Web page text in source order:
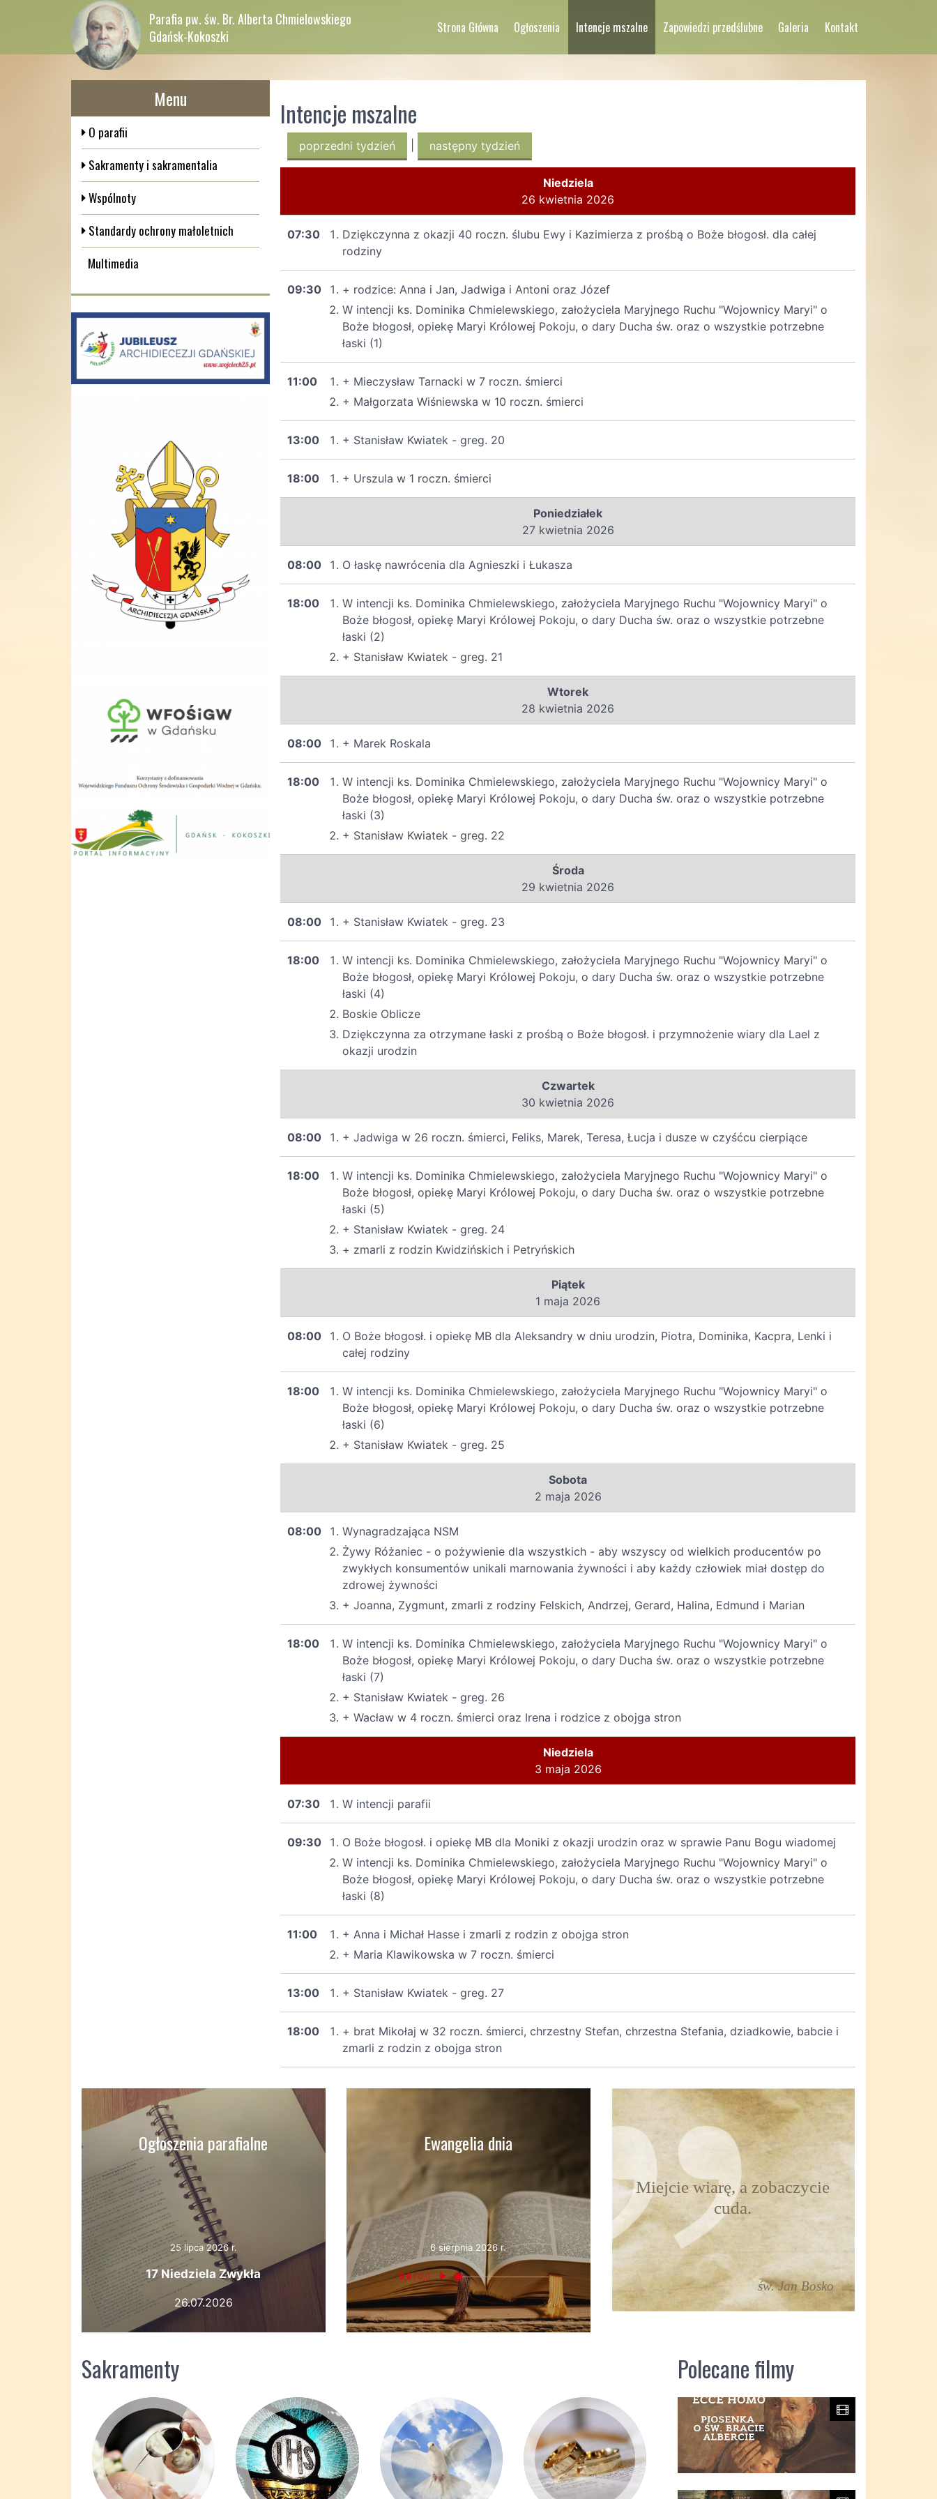
Parafia pw. św. Br. Alberta Chmielowskiego
Gdańsk-Kokoszki
Strona Główna Ogłoszenia Intencje mszalne Zapowiedzi przedślubne Galeria Kontakt
Menu
O parafii
Sakramenty i sakramentalia
Wspólnoty
Standardy ochrony małoletnich
Multimedia
Intencje mszalne
poprzedni tydzień następny tydzień
Niedziela
26 kwietnia 2026
07:30
Dziękczynna z okazji 40 roczn. ślubu Ewy i Kazimierza z prośbą o Boże błogosł. dla całej
rodziny
09:30
+ rodzice: Anna i Jan, Jadwiga i Antoni oraz Józef
W intencji ks. Dominika Chmielewskiego, założyciela Maryjnego Ruchu "Wojownicy Maryi" o
Boże błogosł, opiekę Maryi Królowej Pokoju, o dary Ducha św. oraz o wszystkie potrzebne
łaski (1)
11:00
+ Mieczysław Tarnacki w 7 roczn. śmierci
+ Małgorzata Wiśniewska w 10 roczn. śmierci
13:00 + Stanisław Kwiatek - greg. 20
18:00 + Urszula w 1 roczn. śmierci
Poniedziałek
27 kwietnia 2026
08:00 O łaskę nawrócenia dla Agnieszki i Łukasza
18:00
W intencji ks. Dominika Chmielewskiego, założyciela Maryjnego Ruchu "Wojownicy Maryi" o
Boże błogosł, opiekę Maryi Królowej Pokoju, o dary Ducha św. oraz o wszystkie potrzebne
łaski (2)
+ Stanisław Kwiatek - greg. 21
Wtorek
28 kwietnia 2026
08:00 + Marek Roskala
18:00
W intencji ks. Dominika Chmielewskiego, założyciela Maryjnego Ruchu "Wojownicy Maryi" o
Boże błogosł, opiekę Maryi Królowej Pokoju, o dary Ducha św. oraz o wszystkie potrzebne
łaski (3)
+ Stanisław Kwiatek - greg. 22
Środa
29 kwietnia 2026
08:00 + Stanisław Kwiatek - greg. 23
18:00
W intencji ks. Dominika Chmielewskiego, założyciela Maryjnego Ruchu "Wojownicy Maryi" o
Boże błogosł, opiekę Maryi Królowej Pokoju, o dary Ducha św. oraz o wszystkie potrzebne
łaski (4)
Boskie Oblicze
Dziękczynna za otrzymane łaski z prośbą o Boże błogosł. i przymnożenie wiary dla Lael z
okazji urodzin
Czwartek
30 kwietnia 2026
08:00 + Jadwiga w 26 roczn. śmierci, Feliks, Marek, Teresa, Łucja i dusze w czyśćcu cierpiące
18:00
W intencji ks. Dominika Chmielewskiego, założyciela Maryjnego Ruchu "Wojownicy Maryi" o
Boże błogosł, opiekę Maryi Królowej Pokoju, o dary Ducha św. oraz o wszystkie potrzebne
łaski (5)
+ Stanisław Kwiatek - greg. 24
+ zmarli z rodzin Kwidzińskich i Petryńskich
Piątek
1 maja 2026
08:00
O Boże błogosł. i opiekę MB dla Aleksandry w dniu urodzin, Piotra, Dominika, Kacpra, Lenki i
całej rodziny
18:00
W intencji ks. Dominika Chmielewskiego, założyciela Maryjnego Ruchu "Wojownicy Maryi" o
Boże błogosł, opiekę Maryi Królowej Pokoju, o dary Ducha św. oraz o wszystkie potrzebne
łaski (6)
+ Stanisław Kwiatek - greg. 25
Sobota
2 maja 2026
08:00
Wynagradzająca NSM
Żywy Różaniec - o pożywienie dla wszystkich - aby wszyscy od wielkich producentów po
zwykłych konsumentów unikali marnowania żywności i aby każdy człowiek miał dostęp do
zdrowej żywności
+ Joanna, Zygmunt, zmarli z rodziny Felskich, Andrzej, Gerard, Halina, Edmund i Marian
18:00
W intencji ks. Dominika Chmielewskiego, założyciela Maryjnego Ruchu "Wojownicy Maryi" o
Boże błogosł, opiekę Maryi Królowej Pokoju, o dary Ducha św. oraz o wszystkie potrzebne
łaski (7)
+ Stanisław Kwiatek - greg. 26
+ Wacław w 4 roczn. śmierci oraz Irena i rodzice z obojga stron
Niedziela
3 maja 2026
07:30 W intencji parafii
09:30
O Boże błogosł. i opiekę MB dla Moniki z okazji urodzin oraz w sprawie Panu Bogu wiadomej
W intencji ks. Dominika Chmielewskiego, założyciela Maryjnego Ruchu "Wojownicy Maryi" o
Boże błogosł, opiekę Maryi Królowej Pokoju, o dary Ducha św. oraz o wszystkie potrzebne
łaski (8)
11:00
+ Anna i Michał Hasse i zmarli z rodzin z obojga stron
+ Maria Klawikowska w 7 roczn. śmierci
13:00 + Stanisław Kwiatek - greg. 27
18:00
+ brat Mikołaj w 32 roczn. śmierci, chrzestny Stefan, chrzestna Stefania, dziadkowie, babcie i
zmarli z rodzin z obojga stron
Ogłoszenia parafialne
25 lipca 2026 r.
17 Niedziela Zwykła
26.07.2026
Ewangelia dnia
6 sierpnia 2026 r.
Miejcie wiarę, a zobaczycie
cuda.
św. Jan Bosko
Sakramenty Polecane filmy